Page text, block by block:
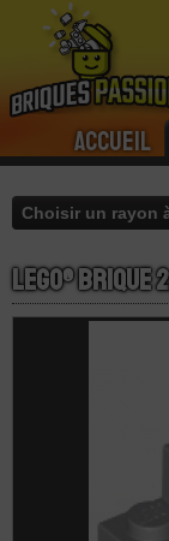
Accueil
LEGO® Brique 2